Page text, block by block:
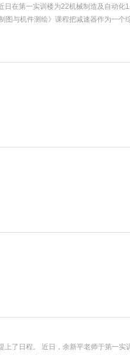
日在第一实训楼为22机械制造及自动
图与机件测绘》课程把减速器作为一个
合能力训练过程...
上了日程。 近日，余新平老师于第一